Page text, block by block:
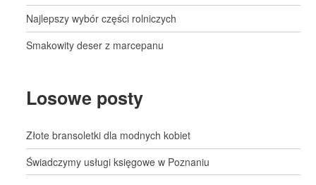
Najlepszy wybór części rolniczych
Smakowity deser z marcepanu
Losowe posty
Złote bransoletki dla modnych kobiet
Świadczymy usługi księgowe w Poznaniu